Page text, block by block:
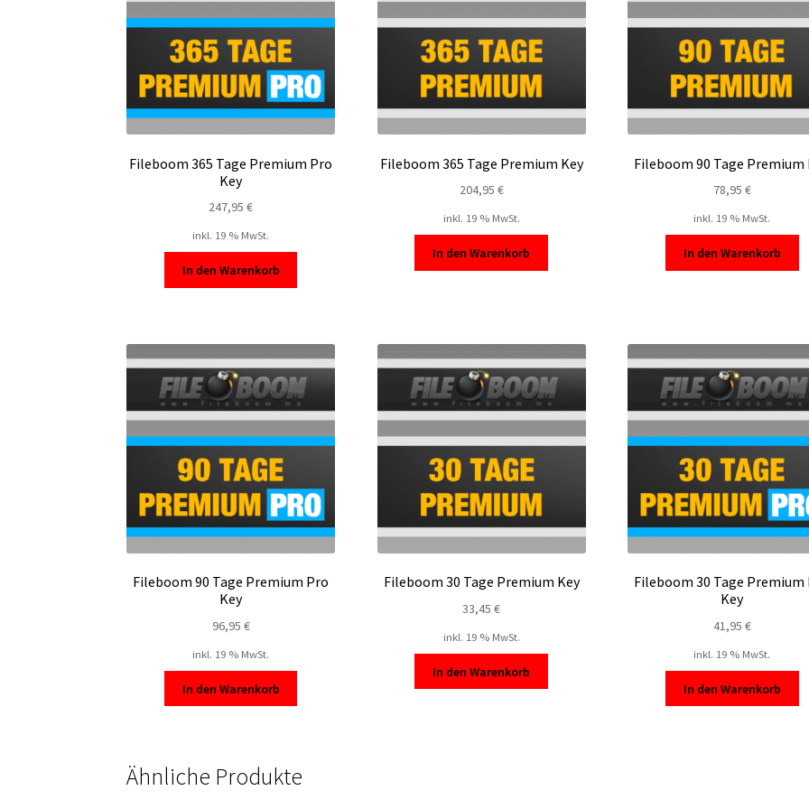
Fileboom 365 Tage Premium Pro
Key
247,95€
inkl. 19 % MwSt.
In den Warenkorb
Fileboom 365 Tage Premium Key
204,95 €
inkl. 19 % MwSt.
In den Warenkorb
Fileboom 90 Tage Premium
78,95 €
inkl. 19 % MwSt.
In den Warenkorb
Fileboom 90 Tage Premium Pro
Key
96,95 €
inkl. 19 % MwSt.
In den Warenkorb
Fileboom 30 Tage Premium Key
33,45€
inkl. 19 % MwSt.
In den Warenkorb
Fileboom 30 Tage Premium
Key
41,95 €
inkl. 19 % MwSt.
In den Warenkorb
Ähnliche Produkte